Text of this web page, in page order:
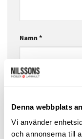
Denna webbplats
Vi använder
och annonserna till
Namn*
Webbplats